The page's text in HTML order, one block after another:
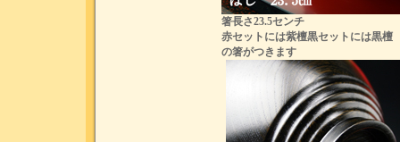
箸長さ23.5センチ
赤セットには紫檀黒セットには黒檀
の箸がつきます